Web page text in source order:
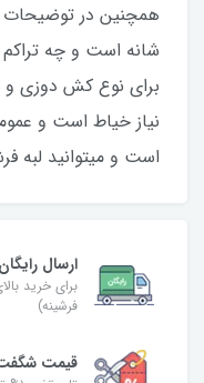
همچنین در توضیحات
شانه است و چه تراکم
برای نوع کش دوزی و
نیاز خیاط است و
است و میتوانید لبه
ارسال رایگان
فرشینه)
قیمت